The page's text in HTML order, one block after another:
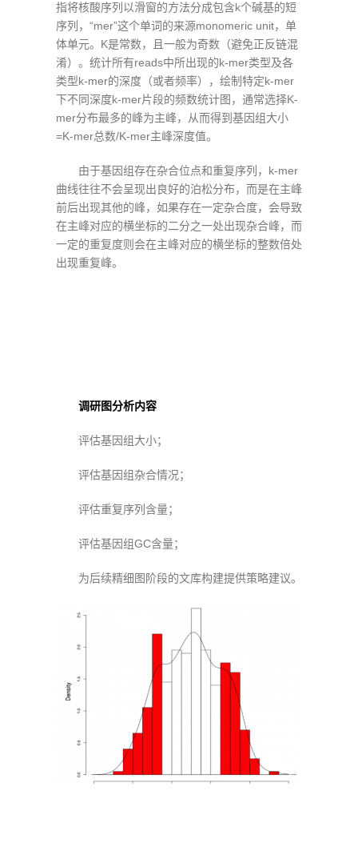
指将核酸序列以滑窗的方法分成包含k个碱基的短
序列，“mer”这个单词的来源monomeric unit，单
体单元。K是常数，且一般为奇数（避免正反链混
淆）。统计所有reads中所出现的k-mer类型及各
类型k-mer的深度（或者频率），绘制特定k-mer
下不同深度k-mer片段的频数统计图，通常选择K-
mer分布最多的峰为主峰，从而得到基因组大小
=K-mer总数/K-mer主峰深度值。
由于基因组存在杂合位点和重复序列，k-mer
曲线往往不会呈现出良好的泊松分布，而是在主峰
前后出现其他的峰，如果存在一定杂合度，会导致
在主峰对应的横坐标的二分之一处出现杂合峰，而
一定的重复度则会在主峰对应的横坐标的整数倍处
出现重复峰。
调研图分析内容
评估基因组大小；
评估基因组杂合情况；
评估重复序列含量；
评估基因组GC含量；
为后续精细图阶段的文库构建提供策略建议。